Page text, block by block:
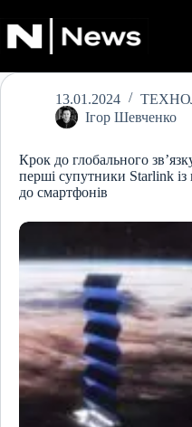
до
вмісту
13.01.2024
Ігор Шевченко
Крок до глобального
перші супутники Starlink
до смартфонів